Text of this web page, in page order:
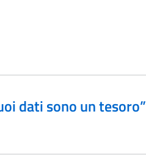
dati sono un tesoro”